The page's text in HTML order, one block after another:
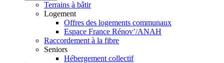
Terrains à bâtir
Logement
Offres des logements communaux
Espace France Rénov’/ANAH
Raccordement à la fibre
Seniors
Hébergement collectif